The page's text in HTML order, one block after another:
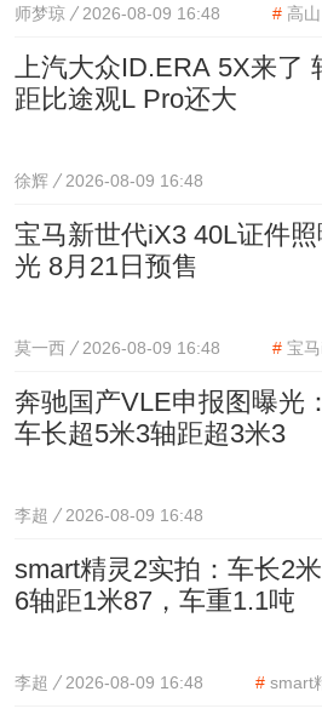
师梦琼 2026-08-09 16:48 # 高山
上汽大众ID.ERA 5X来了
距比途观L Pro还大
徐辉 2026-08-09 16:48
宝马新世代iX3 40L证件照
光 8月21日预售
莫一西 2026-08-09 16:48 # 宝
奔驰国产VLE申报图曝光：
车长超5米3轴距超3米3
李超 2026-08-09 16:48
smart精灵2实拍：车长2
6轴距1米87，车重1.1吨
李超 2026-08-09 16:48 # smart